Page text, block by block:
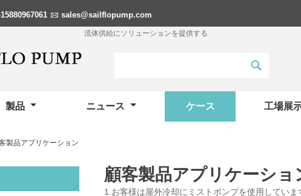
 sales@sailflopump.com
流体供給にソリューションを提供する
製品 ニュース ケース 工場展
製品アプリケーション
顧客製品アプリケーショ
1.お客様は屋外冷却にミストポンプを使用してい